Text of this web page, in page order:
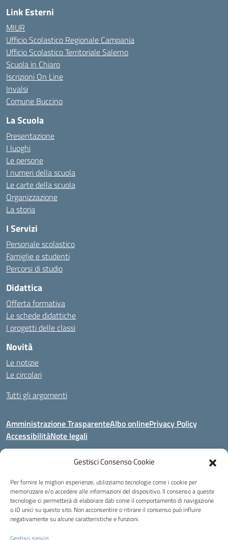
Gestisci Consenso Cookie
Per fornire le migliori esperienze, utilizziamo tecnologie come i cookie per
memorizzare e/o accedere alle informazioni del dispositivo. Il consenso a queste
tecnologie ci permetterà di elaborare dati come il comportamento di navigazione
o ID unici su questo sito. Non acconsentire o ritirare il consenso può influire
negativamente su alcune caratteristiche e funzioni.
Link Esterni
MIUR
Ufficio Scolastico Regionale Campania
Ufficio Scolastico Territoriale Salerno
Scuola in Chiaro
Iscrizioni On Line
Invalsi
Comune Buccino
La Scuola
Presentazione
I luoghi
Le persone
I numeri della scuola
Le carte della scuola
Organizzazione
La storia
I Servizi
Personale scolastico
Famiglie e studenti
Percorsi di studio
Didattica
Offerta formativa
Le schede didattiche
I progetti delle classi
Novità
Le notizie
Le circolari
Tutti gli argomenti
Amministrazione TrasparenteAlbo onlinePrivacy Policy
AccessibilitàNote legali
Centralino:0828 955033 Email:saic8be00q@istruzione.it
Posta elettronica certificata (PEC):saic8be00q@pec.istruzione.it
Codice fiscale: 91053550652
Codice Indice delle Pubbliche Amministrazioni (IPA): icb_65